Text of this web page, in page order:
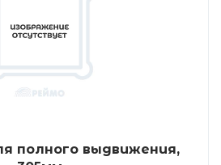
полного выдвижения,